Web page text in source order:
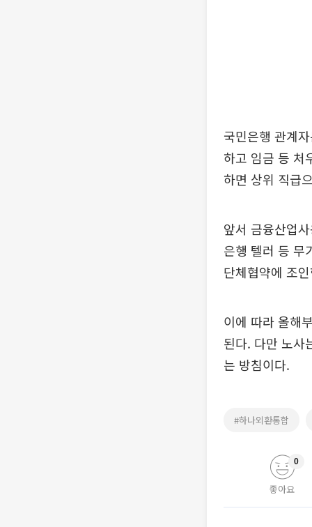
국민은행 관계
하고 임금 등 처
하면 상위 직급
앞서 금융산업
은행 텔러 등 무
단체협약에 조
이에 따라 올해
된다. 다만 노사
는 방침이다.
#하나외환통합
좋아요
0